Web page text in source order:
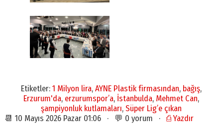
Etiketler:1 Milyon lira,AYNE Plastik firmasından, bağış,
Erzurum'da, erzurumspor’a, İstanbulda, Mehmet Can,
şampiyonluk kutlamaları,Süper Lig’e çıkan
📆 10 Mayıs 2026 Pazar 01:06 · 💬 0 yorum · ⎙ Yazdır